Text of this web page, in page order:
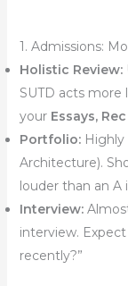
1. Admissions:
Holistic Review:
SUTD acts more
your Essays,
Portfolio:Highly
Architecture).
louder than an A
Interview:
interview.
recently?”